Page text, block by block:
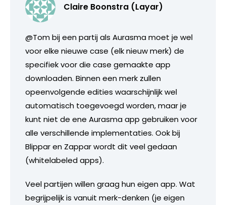
Claire Boonstra (Layar)
@Tom bij een partij als Aurasma moet je wel
voor elke nieuwe case (elk nieuw merk) de
specifiek voor die case gemaakte app
downloaden. Binnen een merk zullen
opeenvolgende edities waarschijnlijk wel
automatisch toegevoegd worden, maar je
kunt niet de ene Aurasma app gebruiken voor
alle verschillende implementaties. Ook bij
Blippar en Zappar wordt dit veel gedaan
(whitelabeled apps).
Veel partijen willen graag hun eigen app. Wat
begrijpelijk is vanuit merk-denken (je eigen